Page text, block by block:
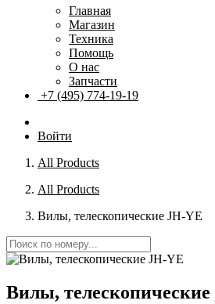
Главная
Магазин
Техника
Помощь
О нас
Запчасти
+7 (495) 774-19-19
Войти
All Products
All Products
Вилы, телескопические JH-YE
Вилы, телескопические